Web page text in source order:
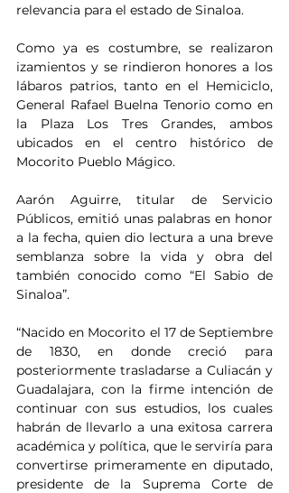
relevancia para el estado de Sinaloa.
Como ya es costumbre, se realizaron
izamientos y se rindieron honores a los
lábaros patrios, tanto en el Hemiciclo,
General Rafael Buelna Tenorio como en
la Plaza Los Tres Grandes, ambos
ubicados en el centro histórico de
Mocorito Pueblo Mágico.
Aarón Aguirre, titular de Servicio
Públicos, emitió unas palabras en honor
a la fecha, quien dio lectura a una breve
semblanza sobre la vida y obra del
también conocido como “El Sabio de
Sinaloa”.
“Nacido en Mocorito el 17 de Septiembre
de 1830, en donde creció para
posteriormente trasladarse a Culiacán y
Guadalajara, con la firme intención de
continuar con sus estudios, los cuales
habrán de llevarlo a una exitosa carrera
académica y política, que le serviría para
convertirse primeramente en diputado,
presidente de la Suprema Corte de